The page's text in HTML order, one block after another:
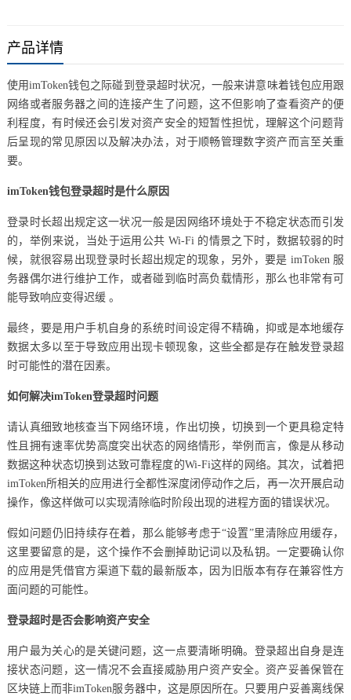
产品详情
使用imToken钱包之际碰到登录超时状况，一般来讲意味着钱包应用跟
网络或者服务器之间的连接产生了问题，这不但影响了查看资产的便
利程度，有时候还会引发对资产安全的短暂性担忧，理解这个问题背
后呈现的常见原因以及解决办法，对于顺畅管理数字资产而言至关重
要。
imToken钱包登录超时是什么原因
登录时长超出规定这一状况一般是因网络环境处于不稳定状态而引发
的，举例来说，当处于运用公共 Wi-Fi 的情景之下时，数据较弱的时
候，就很容易出现登录时长超出规定的现象，另外，要是 imToken 服
务器偶尔进行维护工作，或者碰到临时高负载情形，那么也非常有可
能导致响应变得迟缓 。
最终，要是用户手机自身的系统时间设定得不精确，抑或是本地缓存
数据太多以至于导致应用出现卡顿现象，这些全都是存在触发登录超
时可能性的潜在因素。
如何解决imToken登录超时问题
请认真细致地核查当下网络环境，作出切换，切换到一个更具稳定特
性且拥有速率优势高度突出状态的网络情形，举例而言，像是从移动
数据这种状态切换到达致可靠程度的Wi-Fi这样的网络。其次，试着把
imToken所相关的应用进行全都性深度闭停动作之后，再一次开展启动
操作，像这样做可以实现清除临时阶段出现的进程方面的错误状况。
假如问题仍旧持续存在着，那么能够考虑于“设置”里清除应用缓存，
这里要留意的是，这个操作不会删掉助记词以及私钥。一定要确认你
的应用是凭借官方渠道下载的最新版本，因为旧版本有存在兼容性方
面问题的可能性。
登录超时是否会影响资产安全
用户最为关心的是关键问题，这一点要清晰明确。登录超出自身是连
接状态问题，这一情况不会直接威胁用户资产安全。资产妥善保管在
区块链上而非imToken服务器中，这是原因所在。只要用户妥善离线保